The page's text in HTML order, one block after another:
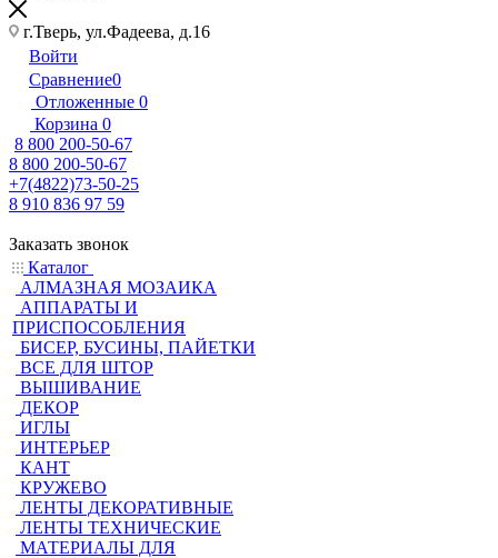
г.Тверь, ул.Фадеева, д.16
Войти
Сравнение0
Отложенные 0
Корзина 0
8 800 200-50-67
8 800 200-50-67
+7(4822)73-50-25
8 910 836 97 59
Заказать звонок
Каталог
АЛМАЗНАЯ МОЗАИКА
АППАРАТЫ И
ПРИСПОСОБЛЕНИЯ
БИСЕР, БУСИНЫ, ПАЙЕТКИ
ВСЕ ДЛЯ ШТОР
ВЫШИВАНИЕ
ДЕКОР
ИГЛЫ
ИНТЕРЬЕР
КАНТ
КРУЖЕВО
ЛЕНТЫ ДЕКОРАТИВНЫЕ
ЛЕНТЫ ТЕХНИЧЕСКИЕ
МАТЕРИАЛЫ ДЛЯ